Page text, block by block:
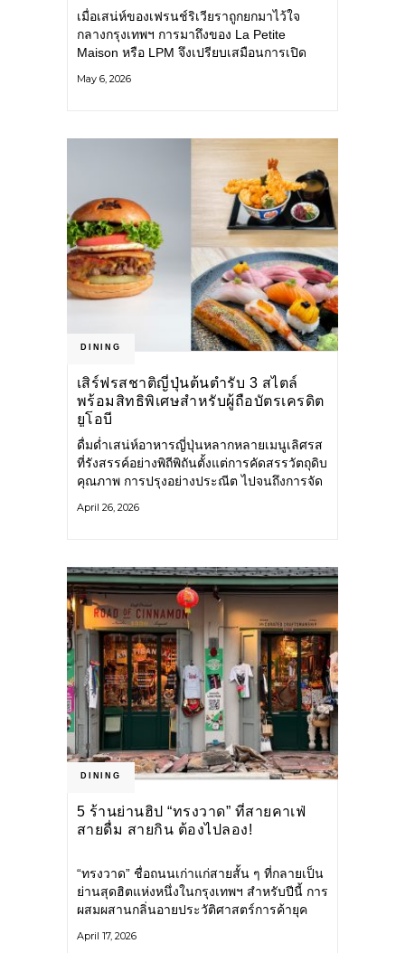
เท่านั้น
เมื่อเสน่ห์ของเฟรนช์ริเวียราถูกยกมาไว้ใจ
กลางกรุงเทพฯ การมาถึงของ La Petite
Maison หรือ LPM จึงเปรียบเสมือนการเปิด
สะท้อนรสนิยมระดับโลกได้อย่างแท้จริง LPM
ถ่ายทอดวัฒนธรรมการกินดื่มแบบ
เมดิเตอร์เรเนียนอย่างมีรสนิยม
May 6, 2026
DINING
เสิร์ฟรสชาติญี่ปุ่นต้นตำรับ 3 สไตล์
พร้อมสิทธิพิเศษสำหรับผู้ถือบัตรเครดิต
ยูโอบี
ดื่มด่ำเสน่ห์อาหารญี่ปุ่นหลากหลายเมนูเลิศรส
ที่รังสรรค์อย่างพิถีพิถันตั้งแต่การคัดสรรวัตถุดิบ
คุณภาพ การปรุงอย่างประณีต ไปจนถึงการจัด
พิเศษที่น่าประทับใจในทุกคำ Sushi Katsu
ใจกลางกรุงเทพฯ ที่พิถีพิถันทุกขั้นตอนในการ
รังสรรค์อาหารทุกจาน ทั้งคัดสรรเนื้อวัว ปลา
สด และอาหารทะเลระดับพรีเมียม พร้อมปรับ
สูตรข้าว
April 26, 2026
DINING
5 ร้านย่านฮิป “ทรงวาด” ที่สายคาเฟ่
สายดื่ม สายกิน ต้องไปลอง!
“ทรงวาด” ชื่อถนนเก่าแก่สายสั้น ๆ ที่กลายเป็น
ย่านสุดฮิตแห่งหนึ่งในกรุงเทพฯ สำหรับปีนี้ การ
ผสมผสานกลิ่นอายประวัติศาสตร์การค้ายุค
ศิลปินและร้านค้าต่าง ๆ รังสรรค์ให้ถนนเส้นนี้
April 17, 2026